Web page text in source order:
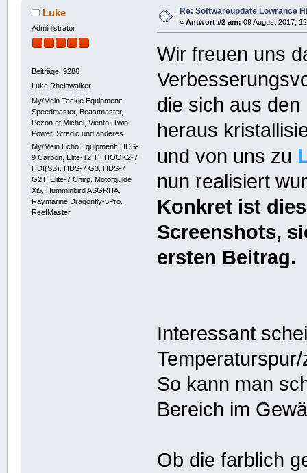
Luke
Administrator
Beiträge: 9286
Luke Rheinwalker
My/Mein Tackle Equipment:
Speedmaster, Beastmaster,
Pezon et Michel, Viento, Twin
Power, Stradic und anderes.
My/Mein Echo Equipment: HDS-
9 Carbon, Elite-12 TI, HOOK2-7
HDI(SS), HDS-7 G3, HDS-7
G2T, Elite-7 Chirp, Motorguide
Xi5, Humminbird ASGRHA,
Raymarine Dragonfly-5Pro,
ReefMaster
Re: Softwareupdate Lowrance
« Antwort #2 am: 09 August 2017,
Wir freuen uns
die sich aus
heraus
und von uns zu
nun realisiert
Konkret ist
Screenshots,
ersten Beitrag.
Interessant
So kann man
Bereich im
Ob die farblich